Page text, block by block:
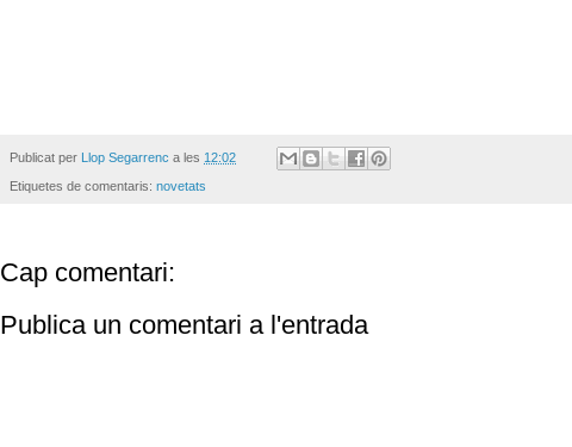
Publicat per Llop Segarrenc a les 12:02
Etiquetes de comentaris: novetats
Cap comentari:
Publica un comentari a l'entrada